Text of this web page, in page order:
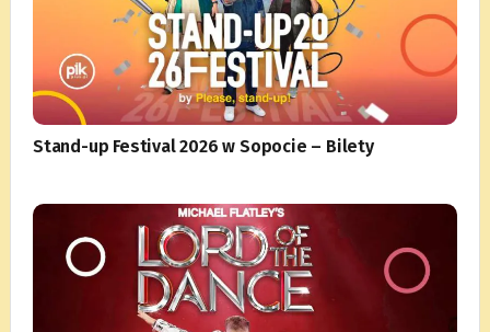
Stand-up Festival 2026 w Sopocie – Bilety